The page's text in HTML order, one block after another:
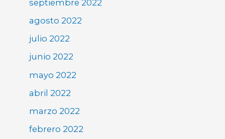
septiembre 2022
agosto 2022
julio 2022
junio 2022
mayo 2022
abril 2022
marzo 2022
febrero 2022